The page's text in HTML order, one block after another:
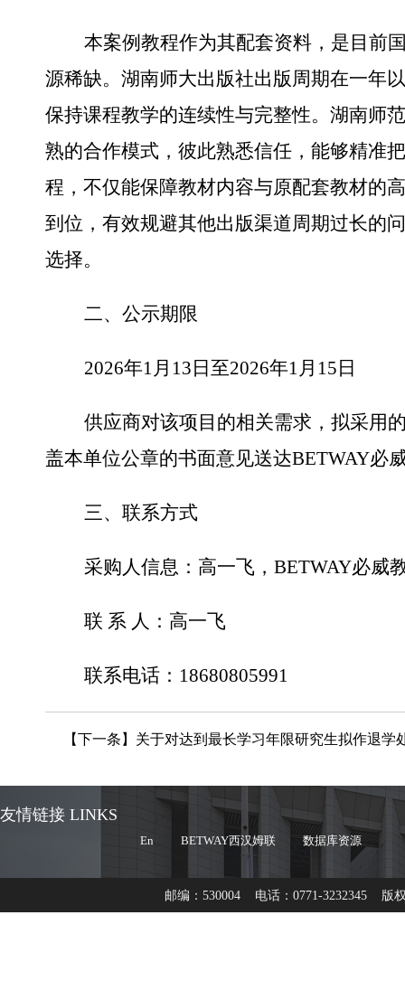
本案例教程作为其配套资料，是目前
源稀缺。湖南师大出版社出版周期在一年
保持课程教学的连续性与完整性。湖南师
熟的合作模式，彼此熟悉信任，能够精准
程，不仅能保障教材内容与原配套教材的
到位，有效规避其他出版渠道周期过长的
选择。
二、公示期限
2026年1月 13 日至2026年1月 15 日
供应商对该项目的相关需求，拟采用
盖本单位公章的书面意见送达BETWAY必
三、联系方式
采购人信息：高一飞，BETWAY必威
联 系 人：高一飞
联系电话： 18680805991
【下一条】 关于对达到最长学习年限研究生拟作退学
友情链接 LINKS
En BETWAY西汉姆联 数据库资源
邮编：530004 电话：0771-3232345 版